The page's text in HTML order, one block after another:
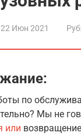
22 Июн 2021
по
Мы не
или